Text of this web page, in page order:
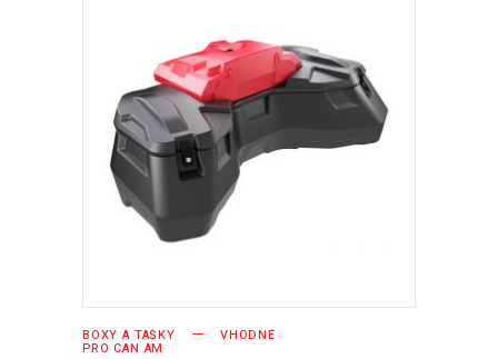
PŘIDAT DO KOŠÍKU
BOXY A TAŠKY VHODNÉ
PRO CAN AM